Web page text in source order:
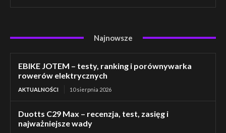
Najnowsze
EBIKE JOTEM – testy, ranking i porównywarka
rowerów elektrycznych
AKTUALNOŚCI 10 sierpnia 2026
Duotts C29 Max – recenzja, test, zasięg i
najważniejsze wady